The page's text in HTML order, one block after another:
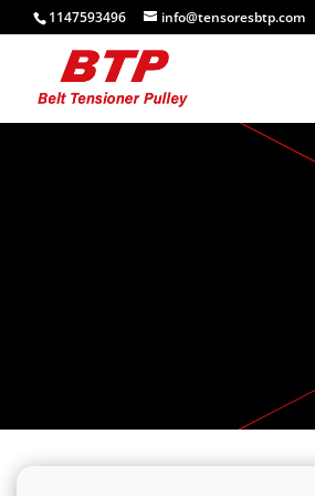
1147593496 info@tensoresbtp.com